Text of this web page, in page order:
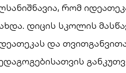
რომ
დიცის სკოლის
და